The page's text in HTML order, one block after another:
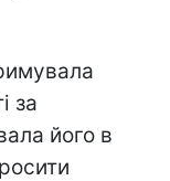
за
його в